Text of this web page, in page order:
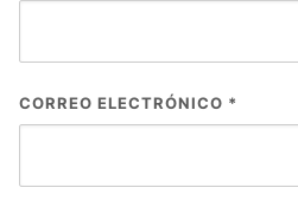
CORREO ELECTRÓNICO *